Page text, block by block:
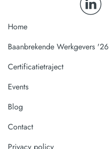
Home
Baanbrekende Werkgevers '26
Certificatietraject
Events
Blog
Contact